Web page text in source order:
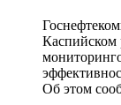
Каспийском
Об этом